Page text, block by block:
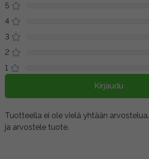
5
4
3
2
1
Kirjaudu
Tuotteella ei ole vielä yhtään arvostelua.
ja arvostele tuote.